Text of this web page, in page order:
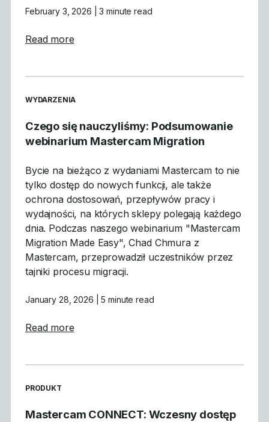
February 3, 2026 | 3 minute read
Read moreabout Dlaczego symulacja GPU jest
READ MORE ARTICLES ABOUT
WYDARZENIA
Czego się nauczyliśmy: Podsumowanie
webinarium Mastercam Migration
Bycie na bieżąco z wydaniami Mastercam to nie
tylko dostęp do nowych funkcji, ale także
ochrona dostosowań, przepływów pracy i
wydajności, na których sklepy polegają każdego
dnia. Podczas naszego webinarium "Mastercam
Migration Made Easy", Chad Chmura z
Mastercam, przeprowadził uczestników przez
tajniki procesu migracji.
January 28, 2026 | 5 minute read
Read moreabout Czego się nauczyliśmy:
READ MORE ARTICLES ABOUT
PRODUKT
Mastercam CONNECT: Wczesny dostęp